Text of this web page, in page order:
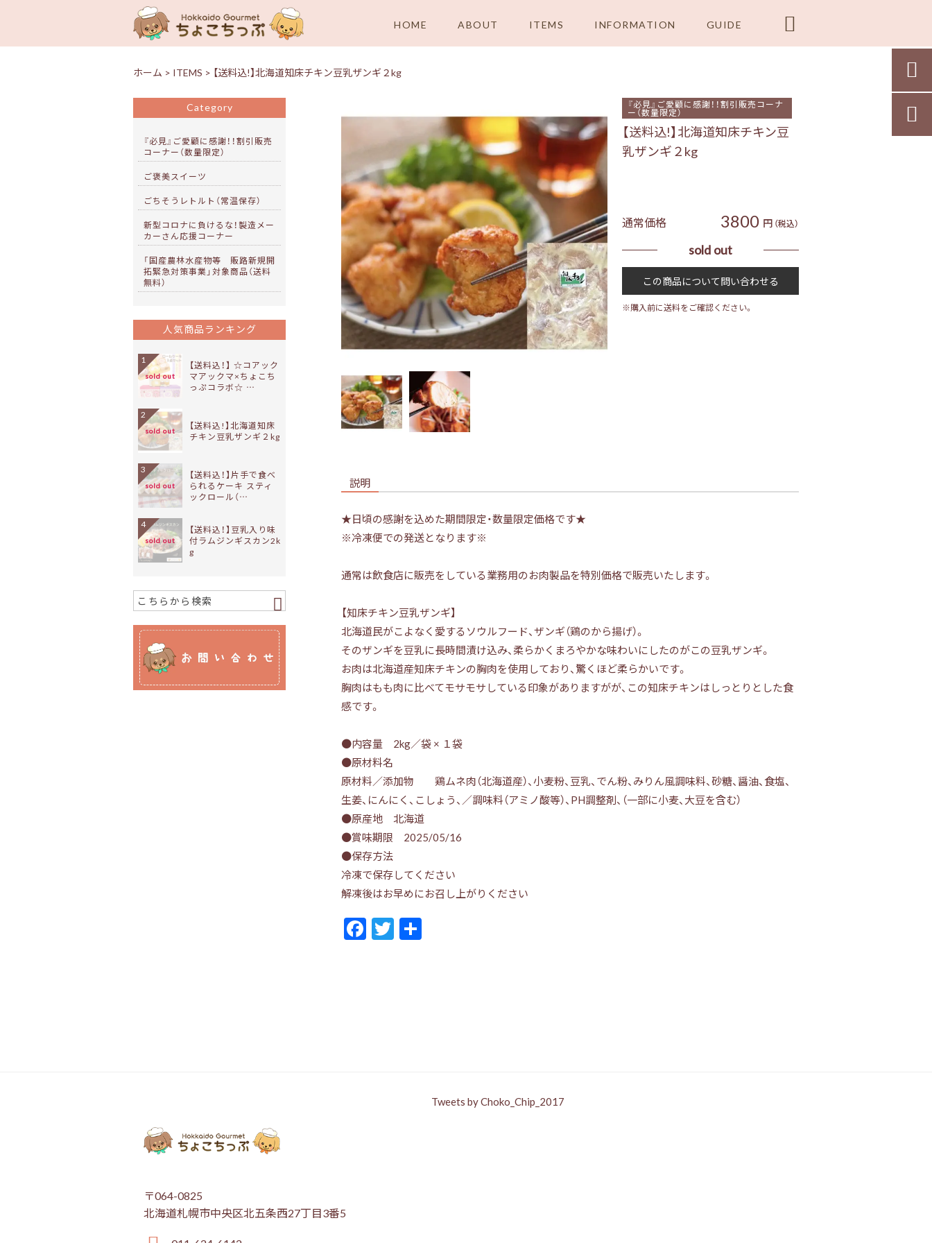
HOME ABOUT ITEMS INFORMATION GUIDE 
ホーム > ITEMS > 【送料込!】北海道知床チキン豆乳ザンギ２kg
『必見』ご愛顧に感謝！！割引販売コーナ
ー（数量限定）
【送料込!】北海道知床チキン豆
乳ザンギ２kg
通常価格 3800 円 （税込）
sold out
※購入前に送料をご確認ください。
説明
★日頃の感謝を込めた期間限定・数量限定価格です★
※冷凍便での発送となります※
通常は飲食店に販売をしている業務用のお肉製品を特別価格で販売いたします。
【知床チキン豆乳ザンギ】
北海道民がこよなく愛するソウルフード、ザンギ（鶏のから揚げ）。
そのザンギを豆乳に長時間漬け込み、柔らかくまろやかな味わいにしたのがこの豆乳ザンギ。
お肉は北海道産知床チキンの胸肉を使用しており、驚くほど柔らかいです。
胸肉はもも肉に比べてモサモサしている印象がありますがが、この知床チキンはしっとりとした食
感です。
●内容量 2kg／袋 × １袋
●原材料名
原材料／添加物 鶏ムネ肉（北海道産）、小麦粉、豆乳、でん粉、みりん風調味料、砂糖、醤油、食塩、
生姜、にんにく、こしょう、／調味料（アミノ酸等）、PH調整剤、（一部に小麦、大豆を含む）
●原産地 北海道
●賞味期限 2025/05/16
●保存方法
冷凍で保存してください
解凍後はお早めにお召し上がりください
F
ac
T
w
Category
『必見』ご愛顧に感謝！！割引販売
コーナー（数量限定）
ご褒美スイーツ
ごちそうレトルト（常温保存）
新型コロナに負けるな！製造メー
カーさん応援コーナー
「国産農林水産物等 販路新規開
拓緊急対策事業」対象商品（送料
無料）
人気商品ランキング
sold out
【送料込！】 ☆コアック
マアックマ×ちょこち
っぷコラボ☆ …
1
sold out
【送料込!】北海道知床
チキン豆乳ザンギ２kg
2
sold out
【送料込！】片手で食べ
られるケーキ スティ
ックロール（…
3
sold out
【送料込！】豆乳入り味
付ラムジンギスカン2k
g
4
〒064-0825
北海道札幌市中央区北五条西27丁目3番5
Tweets by Choko_Chip_2017

